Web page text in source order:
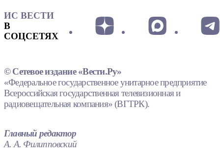
ИС ВЕСТИ
В
СОЦСЕТЯХ
© Сетевое издание «Вести.Ру»
«Федеральное государственное унитарное предприятие
Всероссийская государственная телевизионная и
радиовещательная компания» (ВГТРК).
Главный редактор
А. А. Филипповский